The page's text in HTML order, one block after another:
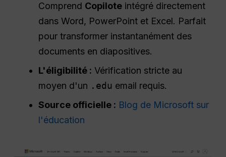
Comprend Copilote intégré directement
dans Word, PowerPoint et Excel. Parfait
pour transformer instantanément des
documents en diapositives.
L'éligibilité : Vérification stricte au
moyen d'un .edu email requis.
Source officielle : Blog de Microsoft sur
l'éducation